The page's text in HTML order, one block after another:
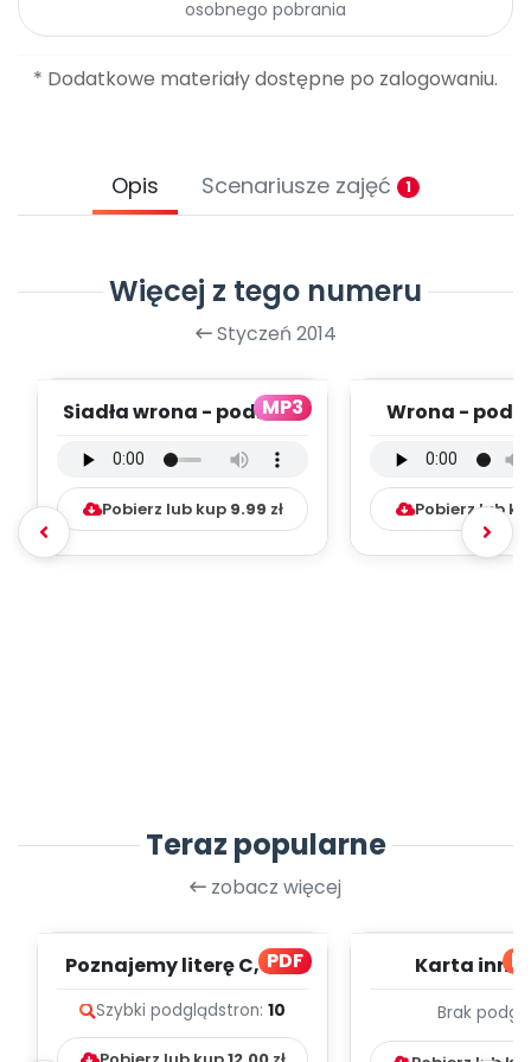
Archiwalne numery
Pomoc
Promocje
osobnego pobrania
* Dodatkowe materiały dostępne po zalogowaniu.
Opis Scenariusze zajęć 1
Więcej z tego numeru
Styczeń 2014
MP3
Siadła wrona - podkład
Pobierz lub kup 9.99 zł
Wrona -
Pobierz lub
Teraz popularne
zobacz więcej
PDF
Poznajemy literę C, cz. 1
Szybki podglądstron: 10
Karta
Brak